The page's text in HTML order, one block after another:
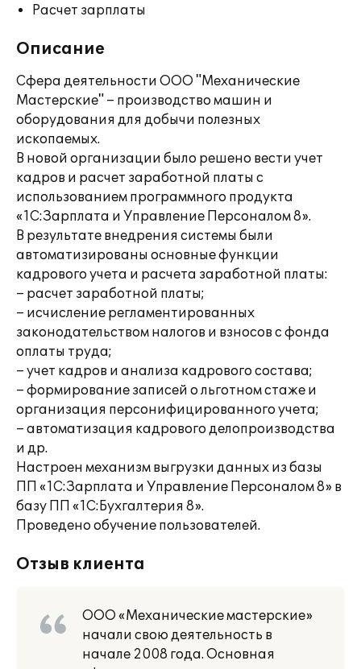
Расчет зарплаты
Описание
Сфера деятельности ООО "Механические
Мастерские" – производство машин и
оборудования для добычи полезных
ископаемых.
В новой организации было решено вести учет
кадров и расчет заработной платы с
использованием программного продукта
«1С:Зарплата и Управление Персоналом 8».
В результате внедрения системы были
автоматизированы основные функции
кадрового учета и расчета заработной платы:
– расчет заработной платы;
– исчисление регламентированных
законодательством налогов и взносов с фонда
оплаты труда;
– учет кадров и анализа кадрового состава;
– формирование записей о льготном стаже и
организация персонифицированного учета;
– автоматизация кадрового делопроизводства
и др.
Настроен механизм выгрузки данных из базы
ПП «1С:Зарплата и Управление Персоналом 8» в
базу ПП «1С:Бухгалтерия 8».
Проведено обучение пользователей.
Отзыв клиента
ООО «Механические мастерские»
начали свою деятельность в
начале 2008 года. Основная